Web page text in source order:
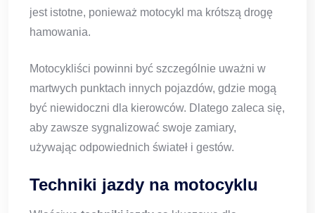
jest istotne, ponieważ motocykl ma krótszą drogę
hamowania.
Motocykliści powinni być szczególnie uważni w
martwych punktach innych pojazdów, gdzie mogą
być niewidoczni dla kierowców. Dlatego zaleca się,
aby zawsze sygnalizować swoje zamiary,
używając odpowiednich świateł i gestów.
Techniki jazdy na motocyklu